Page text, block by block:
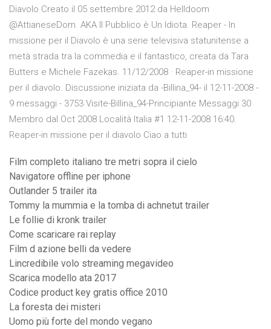
Diavolo Creato il 05 settembre 2012 da Helldoom
@AttianeseDom. AKA Il Pubblico è Un Idiota. Reaper - In
missione per il Diavolo è una serie televisiva statunitense a
metà strada tra la commedia e il fantastico, creata da Tara
Butters e Michele Fazekas. 11/12/2008 · Reaper-in missione
per il diavolo. Discussione iniziata da -Billina_94- il 12-11-2008 -
9 messaggi - 3753 Visite-Billina_94-Principiante Messaggi 30
Membro dal Oct 2008 Località Italia #1 12-11-2008 16:40.
Reaper-in missione per il diavolo Ciao a tutti
Film completo italiano tre metri sopra il cielo
Navigatore offline per iphone
Outlander 5 trailer ita
Tommy la mummia e la tomba di achnetut trailer
Le follie di kronk trailer
Come scaricare rai replay
Film d azione belli da vedere
Lincredibile volo streaming megavideo
Scarica modello ata 2017
Codice product key gratis office 2010
La foresta dei misteri
Uomo più forte del mondo vegano